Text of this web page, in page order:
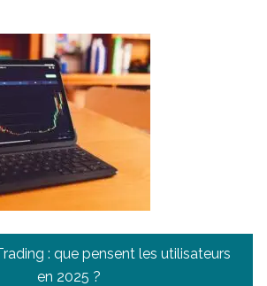
: que pensent les utilisateurs
en 2025 ?